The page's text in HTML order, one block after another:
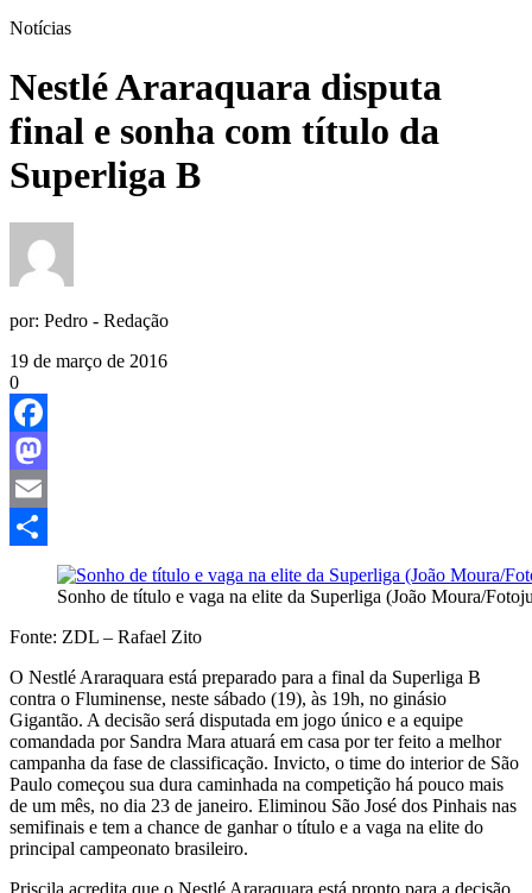
Notícias
Nestlé Araraquara disputa
final e sonha com título da
Superliga B
por: Pedro - Redação
19 de março de 2016
0
Facebook
Mastodon
Email
Sonho de título e vaga na elite da Superliga (João Moura/
Fonte: ZDL – Rafael Zito
O Nestlé Araraquara está preparado para a final da Superliga B
contra o Fluminense, neste sábado (19), às 19h, no ginásio
Gigantão. A decisão será disputada em jogo único e a equipe
comandada por Sandra Mara atuará em casa por ter feito a melhor
campanha da fase de classificação. Invicto, o time do interior de São
Paulo começou sua dura caminhada na competição há pouco mais
de um mês, no dia 23 de janeiro. Eliminou São José dos Pinhais nas
semifinais e tem a chance de ganhar o título e a vaga na elite do
principal campeonato brasileiro.